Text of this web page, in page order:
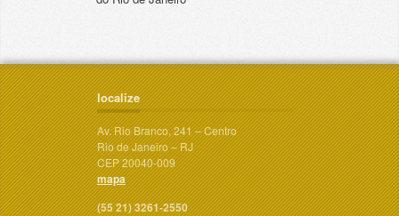
localize
Av. Rio Branco, 241 – Centro
Rio de Janeiro – RJ
CEP 20040-009
mapa
(55 21) 3261-2550